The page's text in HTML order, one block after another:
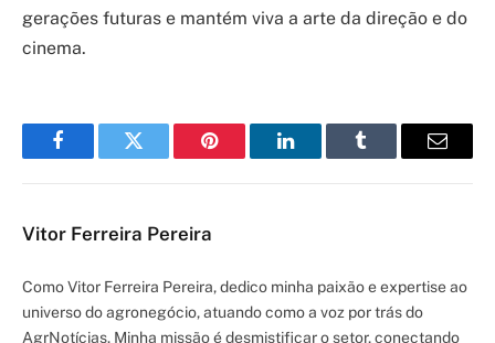
gerações futuras e mantém viva a arte da direção e do
cinema.
FacebookTwitter Pinterest LinkedInTumblr Email
Vitor Ferreira Pereira
Como Vitor Ferreira Pereira, dedico minha paixão e expertise ao
universo do agronegócio, atuando como a voz por trás do
AgrNotícias. Minha missão é desmistificar o setor, conectando